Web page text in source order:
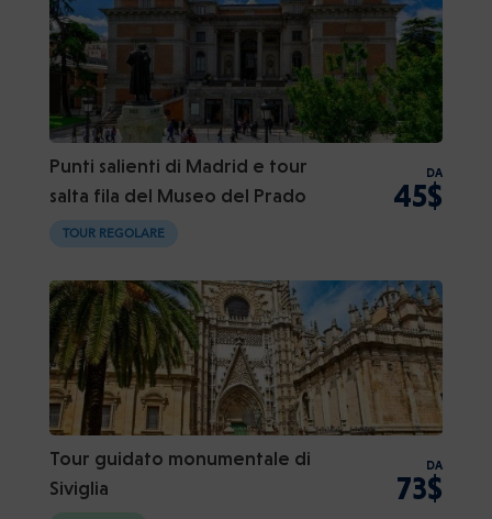
Punti salienti di Madrid e tour
salta fila del Museo del Prado
DA
45$
TOUR REGOLARE
Tour guidato monumentale di
Siviglia
DA
73$